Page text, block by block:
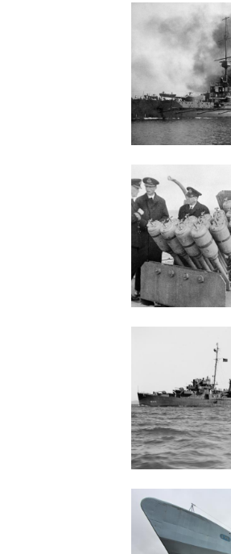
Image
Image